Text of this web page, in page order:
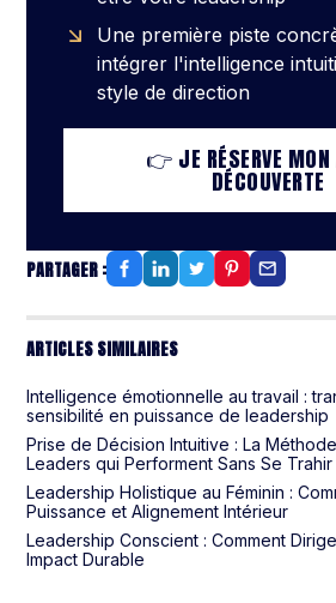
Une première piste
intégrer l'intelligence
style de direction
👉 JE RÉSERVE MON
DÉCOUVERTE
PARTAGER :
ARTICLES SIMILAIRES
Intelligence émotionnelle au travail :
sensibilité en puissance de leadership
Prise de Décision Intuitive : La
Leaders qui Performent Sans Se Trahir
Leadership Holistique au Féminin :
Puissance et Alignement Intérieur
Leadership Conscient : Comment
Impact Durable